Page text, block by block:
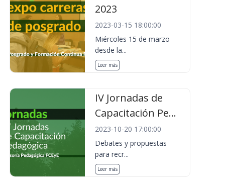
2023
2023-03-15 18:00:00
Miércoles 15 de marzo
desde la...
Leer más
IV Jornadas de
Capacitación Pe...
2023-10-20 17:00:00
Debates y propuestas
para recr...
Leer más